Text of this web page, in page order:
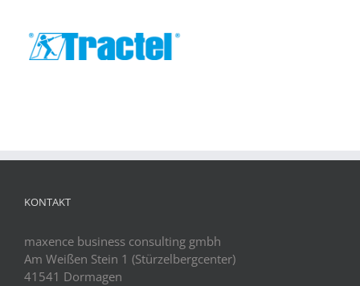
KONTAKT
maxence business consulting gmbh
Am Weißen Stein 1 (Stürzelbergcenter)
41541 Dormagen